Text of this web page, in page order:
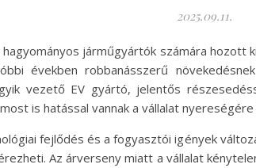
2025.09.11.
járműgyártók számára hozott
években robbanásszerű
vezető EV gyártó, jelentős
is hatással vannak a vállalat
fejlődés és a fogyasztói igények
Az árverseny miatt a vállalat